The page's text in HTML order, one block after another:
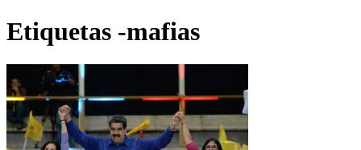
Etiquetas -mafias